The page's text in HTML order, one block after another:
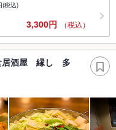
(税込)
3,300円 （税込）
居酒屋 縁し 多